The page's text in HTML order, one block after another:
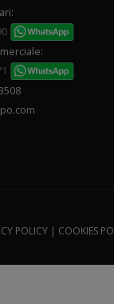
POLICY | COOKIES